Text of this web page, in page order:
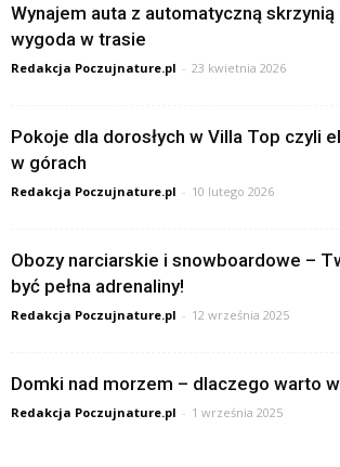
Wynajem auta z automatyczną
wygoda w trasie
Redakcja Poczujnature.pl - 23 kwietnia 2026
Pokoje dla dorosłych w Villa Top czyli
w górach
Redakcja Poczujnature.pl - 10 lutego 2026
Obozy narciarskie i snowboardowe –
być pełna adrenaliny!
Redakcja Poczujnature.pl - 12 września 2025
Domki nad morzem – dlaczego warto
Redakcja Poczujnature.pl - 1 września 2025